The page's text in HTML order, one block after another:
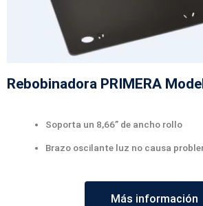
Rebobinadora PRIMERA
Soporta un 8,66” de ancho rollo
Brazo oscilante luz no causa
Más información